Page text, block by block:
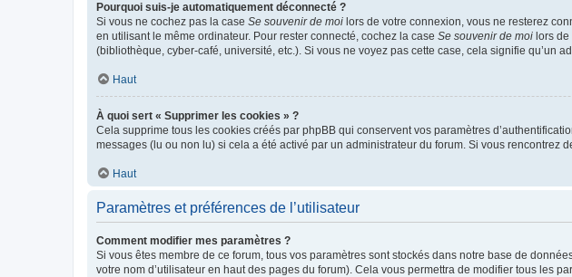
Pourquoi suis-je automatiquement déconnecté ?
Si vous ne cochez pas la case Se souvenir de moi lors de votre connexion, vous ne resterez
en utilisant le même ordinateur. Pour rester connecté, cochez la case Se souvenir de moi lors
(bibliothèque, cyber-café, université, etc.). Si vous ne voyez pas cette case, cela signifie qu’un
Haut
À quoi sert « Supprimer les cookies » ?
Cela supprime tous les cookies créés par phpBB qui conservent vos paramètres
messages (lu ou non lu) si cela a été activé par un administrateur du forum. Si vous
Haut
Paramètres et préférences de l’utilisateur
Comment modifier mes paramètres ?
Si vous êtes membre de ce forum, tous vos paramètres sont stockés dans notre base de
votre nom d’utilisateur en haut des pages du forum). Cela vous permettra de modifier tous les